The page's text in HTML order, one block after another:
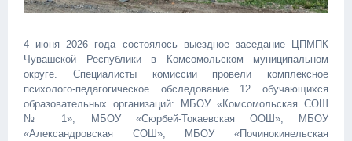
4 июня 2026 года состоялось выездное заседание ЦПМПК
Чувашской Республики в Комсомольском муниципальном
округе. Специалисты комиссии провели комплексное
психолого-педагогическое обследование 12 обучающихся
образовательных организаций: МБОУ «Комсомольская СОШ
№ 1», МБОУ «Сюрбей-Токаевская ООШ», МБОУ
«Александровская СОШ», МБОУ «Починокинельская